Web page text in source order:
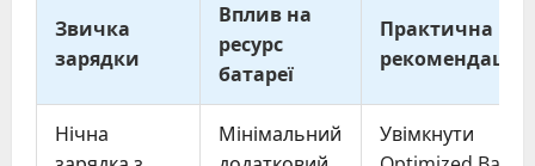
Звичка
зарядки
Вплив на
ресурс
батареї
Практична
рекомендація
Нічна
Мінімальний
Увімкнути